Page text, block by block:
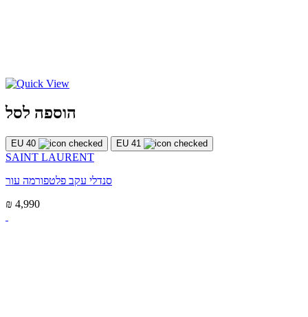
הוספה לסל
EU 40 EU 41
SAINT LAURENT
סנדלי עקב פלטפורמה עור
₪ 4,990